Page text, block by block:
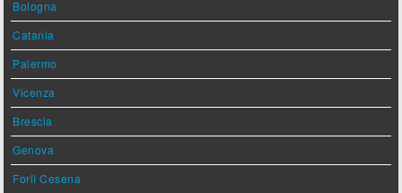
Bologna
Catania
Palermo
Vicenza
Brescia
Genova
Forlì Cesena